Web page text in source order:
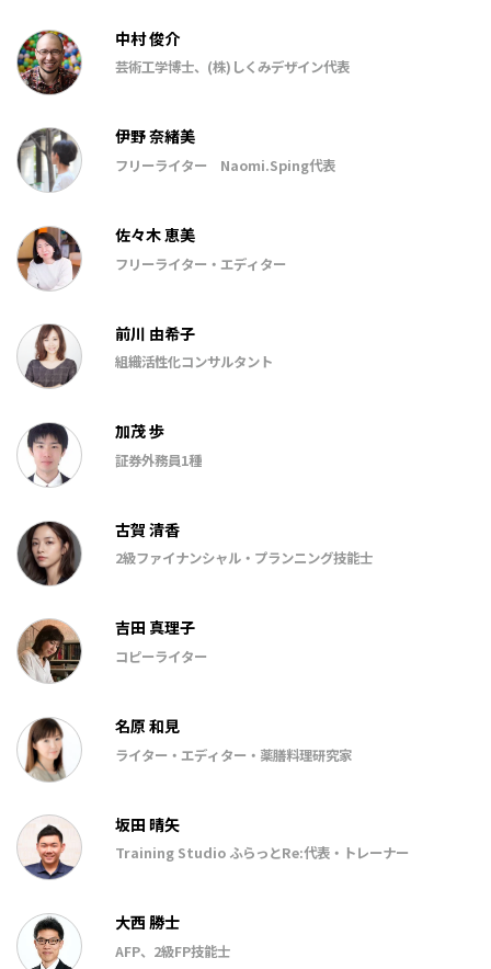
中村 俊介
芸術工学博士、(株)しくみデザイン代表
伊野 奈緒美
フリーライター Naomi.Sping代表
佐々木 恵美
フリーライター・エディター
前川 由希子
組織活性化コンサルタント
加茂 歩
証券外務員1種
古賀 清香
2級ファイナンシャル・プランニング技能士
吉田 真理子
コピーライター
名原 和見
ライター・エディター・薬膳料理研究家
坂田 晴矢
Training Studio ふらっとRe:代表・トレーナー
大西 勝士
AFP、2級FP技能士